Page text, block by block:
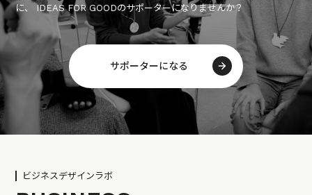
に、 IDEAS FOR GOODのサポーターになりませんか？
サポーターになる
ビジネスデザインラボ